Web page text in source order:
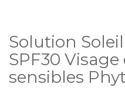
Solution
SPF30
sensibles